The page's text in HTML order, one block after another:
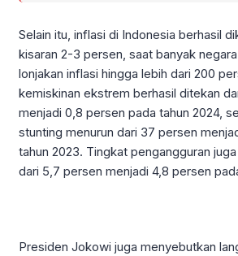
Selain itu, inflasi di Indonesia berhasil
kisaran 2-3 persen, saat banyak
lonjakan inflasi hingga lebih dari 200
kemiskinan ekstrem berhasil ditekan
menjadi 0,8 persen pada tahun 2024,
stunting menurun dari 37 persen
tahun 2023. Tingkat pengangguran
dari 5,7 persen menjadi 4,8 persen
Presiden Jokowi juga menyebutkan